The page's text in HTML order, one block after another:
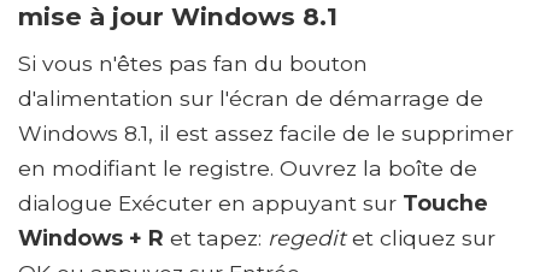
mise à jour Windows 8.1
Si vous n'êtes pas fan du bouton
d'alimentation sur l'écran de démarrage de
Windows 8.1, il est assez facile de le supprimer
en modifiant le registre. Ouvrez la boîte de
dialogue Exécuter en appuyant sur Touche
Windows + R et tapez: regeditet cliquez sur